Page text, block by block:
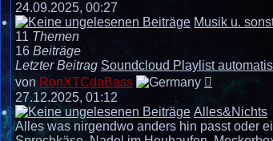
24.09.2025, 00:27
Musik u.
11 Themen
16 Beiträge
Letzter Beitrag Soundcloud Playlist
von RonXTCdaBass
Neuester
27.12.2025, 01:12
Alles&Nichts
Alles was nirgendwo anders hin passt oder